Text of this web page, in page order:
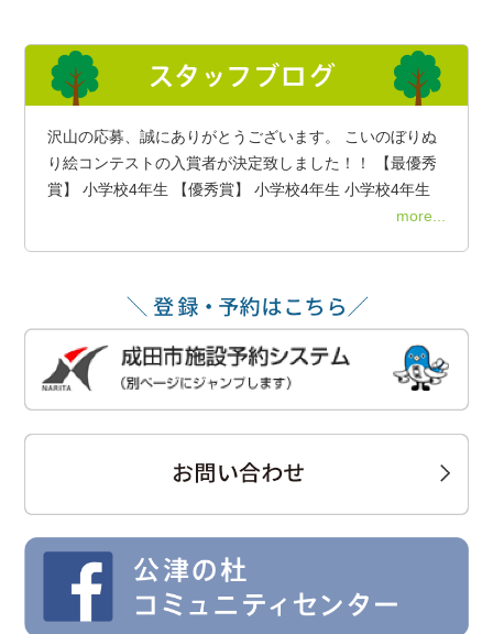
沢山の応募、誠にありがとうございます。 こいのぼりぬ
り絵コンテストの入賞者が決定致しました！！ 【最優秀
賞】 小学校4年生 【優秀賞】 小学校4年生 小学校4年生
more...